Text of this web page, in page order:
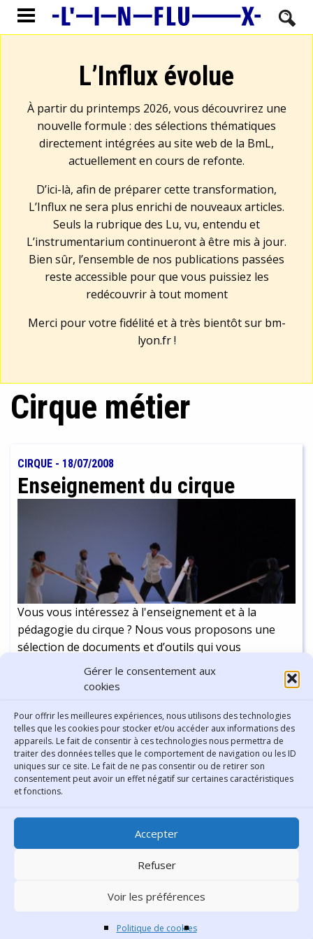
Gérer le consentement aux
cookies
Pour offrir les meilleures expériences, nous utilisons des technologies
telles que les cookies pour stocker et/ou accéder aux informations des
appareils. Le fait de consentir à ces technologies nous permettra de
traiter des données telles que le comportement de navigation ou les ID
uniques sur ce site. Le fait de ne pas consentir ou de retirer son
consentement peut avoir un effet négatif sur certaines caractéristiques
et fonctions.
Accepter
Refuser
Voir les préférences
Politique de cookies
L’Influx évolue
À partir du printemps 2026, vous découvrirez une
nouvelle formule : des sélections thématiques
directement intégrées au site web de la BmL,
actuellement en cours de refonte.
D’ici-là, afin de préparer cette transformation,
L’Influx ne sera plus enrichi de nouveaux articles.
Seuls la rubrique des Lu, vu, entendu et
L’instrumentarium continueront à être mis à jour.
Bien sûr, l’ensemble de nos publications passées
reste accessible pour que vous puissiez les
redécouvrir à tout moment
Merci pour votre fidélité et à très bientôt sur bm-
lyon.fr!
Cirque métier
CIRQUE - 18/07/2008
Enseignement du cirque
Vous vous intéressez à l'enseignement et à la
pédagogie du cirque ? Nous vous proposons une
sélection de documents et d’outils qui vous
permettront d’accéder à toute l’information que vous
Continuer la lecture- 2 min
Bibliothèque municipale de
Lyon
30 Boulevard Vivier-Merle
Téléphone
Contacter le comité éditorial